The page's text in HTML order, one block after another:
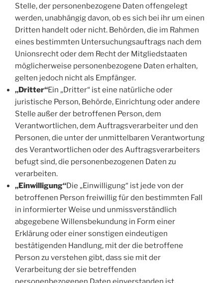
Stelle, der personenbezogene Daten offengelegt
werden, unabhängig davon, ob es sich bei ihr um einen
Dritten handelt oder nicht. Behörden, die im Rahmen
eines bestimmten Untersuchungsauftrags nach dem
Unionsrecht oder dem Recht der Mitgliedstaaten
möglicherweise personenbezogene Daten erhalten,
gelten jedoch nicht als Empfänger.
„Dritter“Ein „Dritter“ ist eine natürliche oder
juristische Person, Behörde, Einrichtung oder andere
Stelle außer der betroffenen Person, dem
Verantwortlichen, dem Auftragsverarbeiter und den
Personen, die unter der unmittelbaren Verantwortung
des Verantwortlichen oder des Auftragsverarbeiters
befugt sind, die personenbezogenen Daten zu
verarbeiten.
„Einwilligung“Die „Einwilligung“ ist jede von der
betroffenen Person freiwillig für den bestimmten Fall
in informierter Weise und unmissverständlich
abgegebene Willensbekundung in Form einer
Erklärung oder einer sonstigen eindeutigen
bestätigenden Handlung, mit der die betroffene
Person zu verstehen gibt, dass sie mit der
Verarbeitung der sie betreffenden